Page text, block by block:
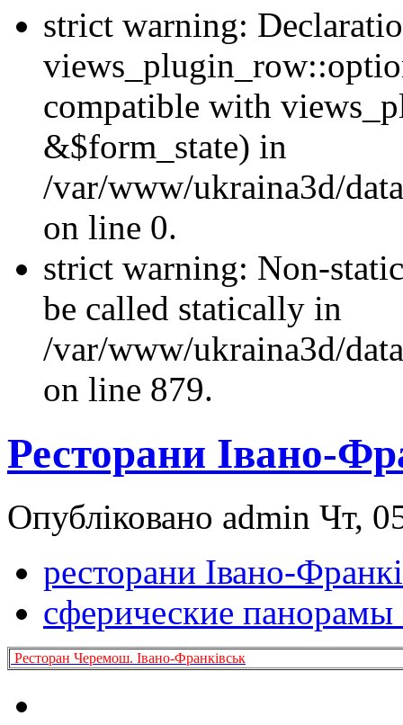
strict warning:
compatible with
&$form_state) in
/var/www/ukraina3d/
on line 0.
strict warning: Non-
be called statically in
/var/www/ukraina3d/
on line 879.
Ресторани Івано-
Опубліковано admin Чт,
ресторани Івано-
сферические
Ресторан Черемош. Івано-Франківськ